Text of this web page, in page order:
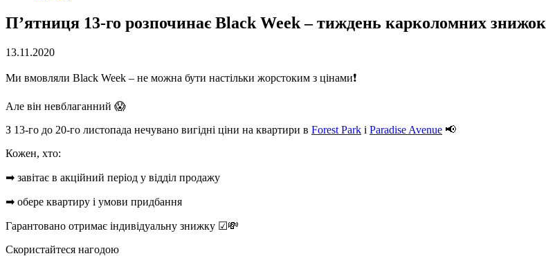
П’ятниця 13-го розпочинає Black Week – тиждень карколомних знижок
13.11.2020
Ми вмовляли Black Week – не можна бути настільки жорстоким з цінами❗
Але він невблаганний 😱
З 13-го до 20-го листопада нечувано вигідні ціни на квартири в Forest Park і Paradise Avenue 📢
Кожен, хто:
➡ завітає в акційний період у відділ продажу
➡ обере квартиру і умови придбання
Гарантовано отримає індивідуальну знижку ☑💸
Скористайтеся нагодою